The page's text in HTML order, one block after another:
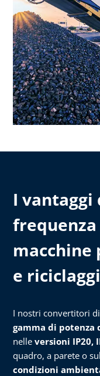
I
frequenza
e
I nostri convertitori
gamma di potenza
nelle versioni IP20,
quadro, a parete o
condizioni